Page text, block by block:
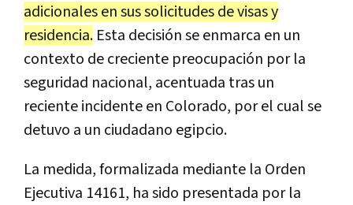
adicionales en sus solicitudes de visas y
residencia. Esta decisión se enmarca en un
contexto de creciente preocupación por la
seguridad nacional, acentuada tras un
reciente incidente en Colorado, por el cual se
detuvo a un ciudadano egipcio.
La medida, formalizada mediante la Orden
Ejecutiva 14161, ha sido presentada por la